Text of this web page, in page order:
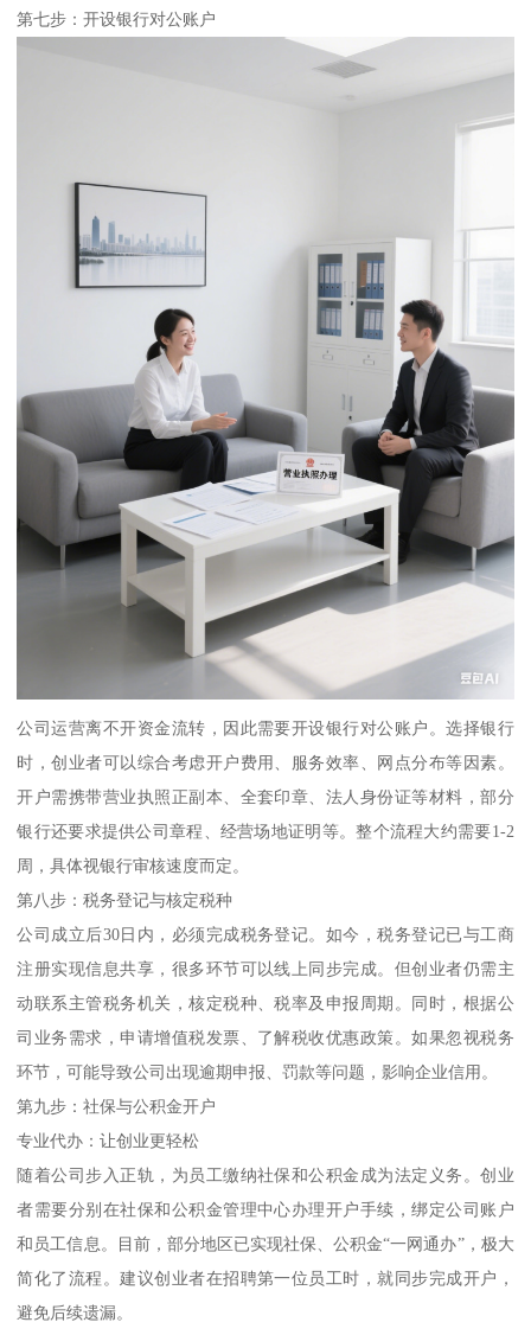
第七步：开设银行对公账户
公司运营离不开资金流转，因此需要开设银行对公账户。选择银行
时，创业者可以综合考虑开户费用、服务效率、网点分布等因素。
开户需携带营业执照正副本、全套印章、法人身份证等材料，部分
银行还要求提供公司章程、经营场地证明等。整个流程大约需要1-2
周，具体视银行审核速度而定。
第八步：税务登记与核定税种
公司成立后30日内，必须完成税务登记。如今，税务登记已与工商
注册实现信息共享，很多环节可以线上同步完成。但创业者仍需主
动联系主管税务机关，核定税种、税率及申报周期。同时，根据公
司业务需求，申请增值税发票、了解税收优惠政策。如果忽视税务
环节，可能导致公司出现逾期申报、罚款等问题，影响企业信用。
第九步：社保与公积金开户
专业代办：让创业更轻松
随着公司步入正轨，为员工缴纳社保和公积金成为法定义务。创业
者需要分别在社保和公积金管理中心办理开户手续，绑定公司账户
和员工信息。目前，部分地区已实现社保、公积金“一网通办”，极大
简化了流程。建议创业者在招聘第一位员工时，就同步完成开户，
避免后续遗漏。